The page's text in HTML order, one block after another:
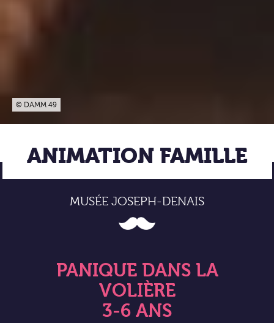
© DAMM 49
ANIMATION FAMILLE
MUSÉE JOSEPH-DENAIS
PANIQUE DANS LA
VOLIÈRE
3-6 ANS